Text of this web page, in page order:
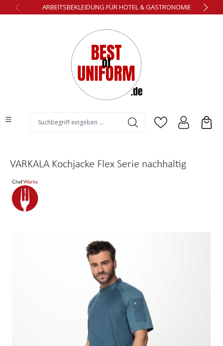
springenARBEITSBEKLEIDUNG FÜR HOTEL & GASTRONOMIE
VARKALA Kochjacke Flex Serie nachhaltig